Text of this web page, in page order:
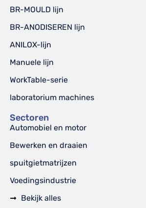
BR-MOULD lijn
BR-ANODISEREN lijn
ANILOX-lijn
Manuele lijn
WorkTable-serie
laboratorium machines
Sectoren
Automobiel en motor
Bewerken en draaien
spuitgietmatrijzen
Voedingsindustrie
Bekijk alles